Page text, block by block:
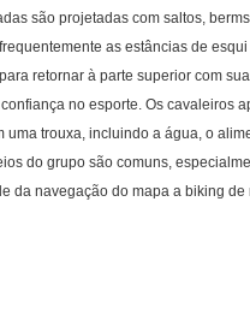
são projetadas com saltos,
as estâncias de
retornar à parte superior com
no esporte. Os cavaleiros
trouxa, incluindo a água, o
do grupo são comuns,
da navegação do mapa a biking de